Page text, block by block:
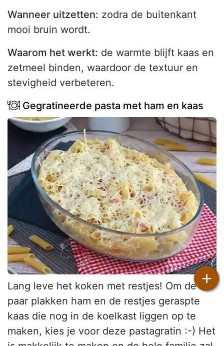
Wanneer uitzetten: zodra de buitenkant
mooi bruin wordt.
Waarom het werkt: de warmte blijft kaas en
zetmeel binden, waardoor de textuur en
stevigheid verbeteren.
Gegratineerde pasta met ham en kaas
Lang leve het koken met restjes! Om de
paar plakken ham en de restjes geraspte
kaas die nog in de koelkast liggen op te
maken, kies je voor deze pastagratin :-) Het
+